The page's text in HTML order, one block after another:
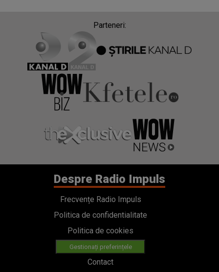
Parteneri:
Despre Radio Impuls
Frecvențe Radio Impuls
Politica de confidentialitate
Politica de cookies
Gestionați preferințele
Contact